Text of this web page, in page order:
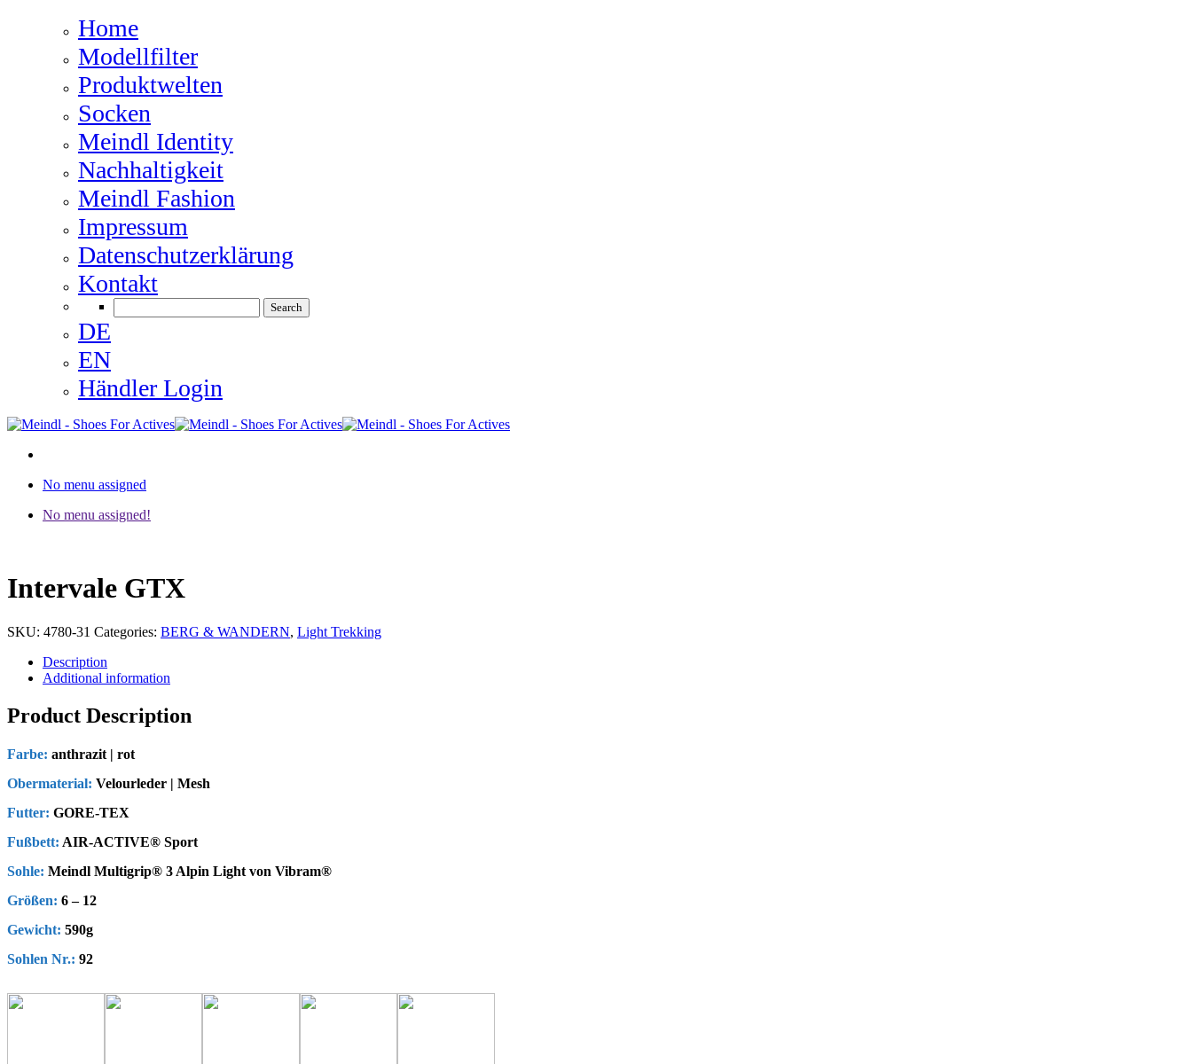
Home
Modellfilter
Produktwelten
Socken
Meindl Identity
Nachhaltigkeit
Meindl Fashion
Impressum
Datenschutzerklärung
Kontakt
DE
EN
Händler Login
No menu assigned
No menu assigned!
Intervale GTX
SKU: 4780-31 Categories: BERG & WANDERN, Light Trekking
Description
Additional information
Product Description
Farbe: anthrazit | rot
Obermaterial: Velourleder | Mesh
Futter: GORE-TEX
Fußbett: AIR-ACTIVE® Sport
Sohle: Meindl Multigrip® 3 Alpin Light von Vibram®
Größen: 6 – 12
Gewicht: 590g
Sohlen Nr.: 92